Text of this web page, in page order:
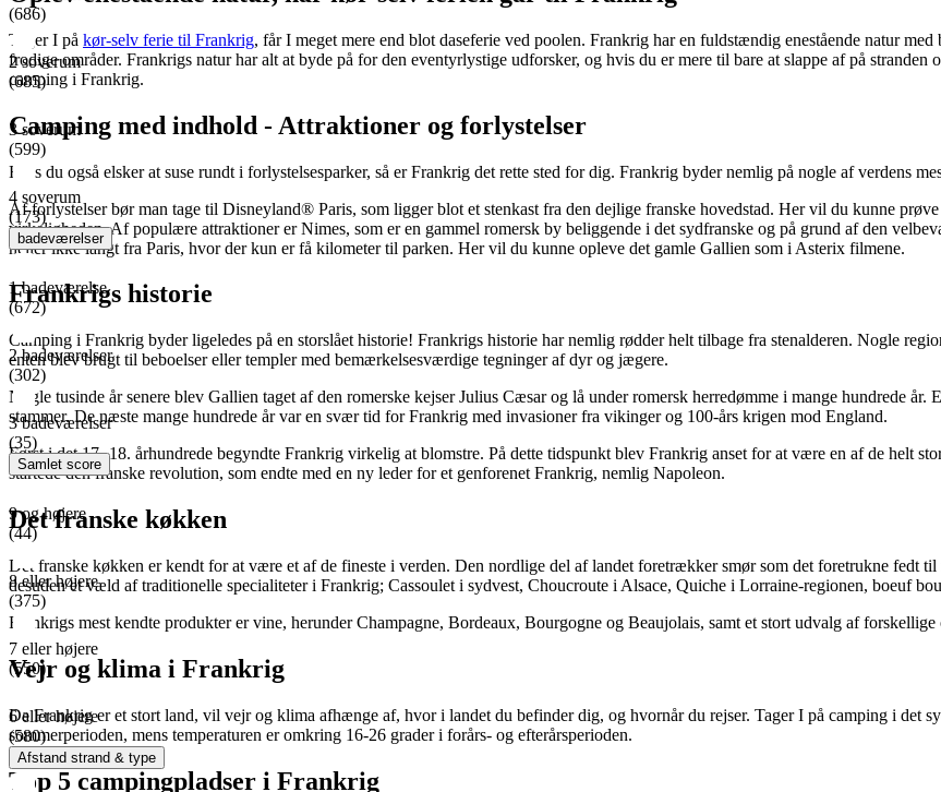
Tager I på kør-selv ferie til Frankrig, får I meget mere end blot daseferie ved poolen. Frankrig har en fuldstændig enestående natur
frodige områder. Frankrigs natur har alt at byde på for den eventyrlystige udforsker, og hvis du er mere til bare at slappe af på stranden
camping i Frankrig.
Camping med indhold - Attraktioner og forlystelser
Hvis du også elsker at suse rundt i forlystelsesparker, så er Frankrig det rette sted for dig. Frankrig byder nemlig på nogle af verdens
Af forlystelser bør man tage til Disneyland® Paris, som ligger blot et stenkast fra den dejlige franske hovedstad. Her vil du kunne
virkeligheden. Af populære attraktioner er Nimes, som er en gammel romersk by beliggende i det sydfranske og på grund af den
heller ikke langt fra Paris, hvor der kun er få kilometer til parken. Her vil du kunne opleve det gamle Gallien som i Asterix filmene.
Frankrigs historie
Camping i Frankrig byder ligeledes på en storslået historie! Frankrigs historie har nemlig rødder helt tilbage fra stenalderen. Nogle
enten blev brugt til beboelser eller templer med bemærkelsesværdige tegninger af dyr og jægere.
Nogle tusinde år senere blev Gallien taget af den romerske kejser Julius Cæsar og lå under romersk herredømme i mange hundrede
stammer. De næste mange hundrede år var en svær tid for Frankrig med invasioner fra vikinger og 100-års krigen mod England.
Først i det 17.-18. århundrede begyndte Frankrig virkelig at blomstre. På dette tidspunkt blev Frankrig anset for at være en af de helt
startede den franske revolution, som endte med en ny leder for et genforenet Frankrig, nemlig Napoleon.
Det franske køkken
Det franske køkken er kendt for at være et af de fineste i verden. Den nordlige del af landet foretrækker smør som det foretrukne fedt
desuden et væld af traditionelle specialiteter i Frankrig; Cassoulet i sydvest, Choucroute i Alsace, Quiche i Lorraine-regionen, boeuf
Frankrigs mest kendte produkter er vine, herunder Champagne, Bordeaux, Bourgogne og Beaujolais, samt et stort udvalg af
Vejr og klima i Frankrig
Da Frankrig er et stort land, vil vejr og klima afhænge af, hvor i landet du befinder dig, og hvornår du rejser. Tager I på camping i det
sommerperioden, mens temperaturen er omkring 16-26 grader i forårs- og efterårsperioden.
Top 5 campingpladser i Frankrig
(686)
2 soverum
(685)
3 soverum
(599)
4 soverum
(173)
badeværelser
1 badeværelse
(672)
2 badeværelser
(302)
3 badeværelser
(35)
Samlet score
9 og højere
(44)
8 eller højere
(375)
7 eller højere
(550)
6 eller højere
(580)
Afstand strand & type